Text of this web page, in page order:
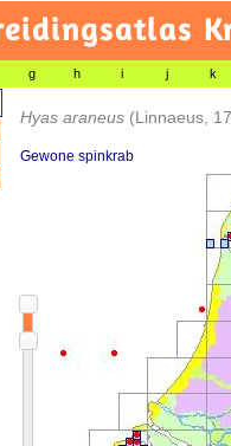
g h i j k
Hyas araneus (Linnaeus,
Gewone spinkrab